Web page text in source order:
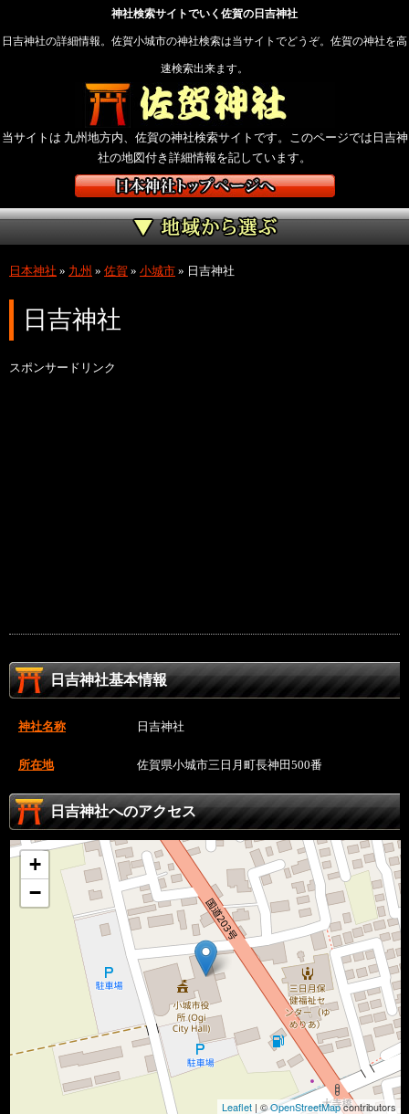
神社検索サイトでいく佐賀の日吉神社
日吉神社の詳細情報。佐賀小城市の神社検索は当サイトでどうぞ。佐賀の神社を高
速検索出来ます。
当サイトは 九州地方内、佐賀の神社検索サイトです。このページでは日吉神
社の地図付き詳細情報を記しています。
日本神社 » 九州 » 佐賀 » 小城市 » 日吉神社
日吉神社
スポンサードリンク
日吉神社基本情報
神社名称 日吉神社
所在地 佐賀県小城市三日月町長神田500番
日吉神社へのアクセス
+
−
Leaflet | ©OpenStreetMapcontributors